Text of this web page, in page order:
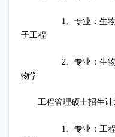
1、专业：生物
子工程
2、专业：生物与
物学
工程管理硕士招生计
1、专业：工程管